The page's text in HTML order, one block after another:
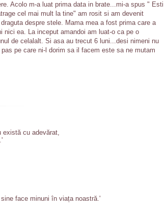
Acolo m-a luat prima data in brate...mi-a spus " Esti
cel mai mult la tine" am rosit si am devenit
despre stele. Mama mea a fost prima care a
nici ea. La inceput amandoi am luat-o ca pe o
de celalalt. Si asa au trecut 6 luni...desi nimeni nu
pe care ni-l dorim sa il facem este sa ne mutam
există cu adevărat,
face minuni în viața noastră.'